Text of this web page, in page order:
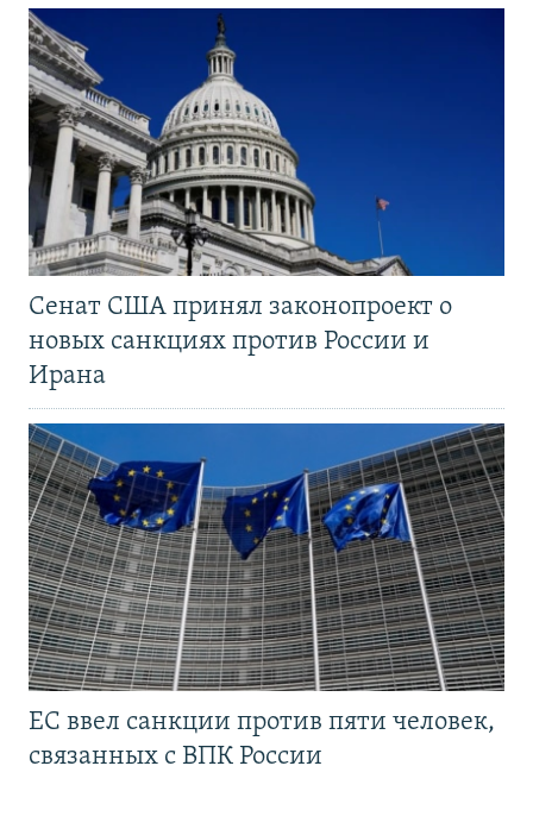
Сенат США принял законопроект о
новых санкциях против России и
Ирана
ЕС ввел санкции против пяти человек,
связанных с ВПК России